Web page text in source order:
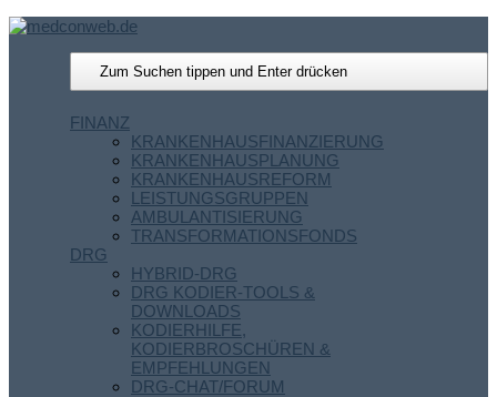
FINANZ
KRANKENHAUSFINANZIERUNG
KRANKENHAUSPLANUNG
KRANKENHAUSREFORM
LEISTUNGSGRUPPEN
AMBULANTISIERUNG
TRANSFORMATIONSFONDS
DRG
HYBRID-DRG
DRG KODIER-TOOLS &
DOWNLOADS
KODIERHILFE,
KODIERBROSCHÜREN &
EMPFEHLUNGEN
DRG-CHAT/FORUM